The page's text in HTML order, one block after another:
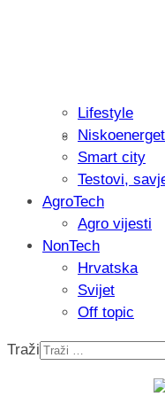
Isprobali
nikada
Lifestyle
Smart city
Testovi,
AgroTech
Agro vijesti
NonTech
Hrvatska
Svijet
Off topic
Traži